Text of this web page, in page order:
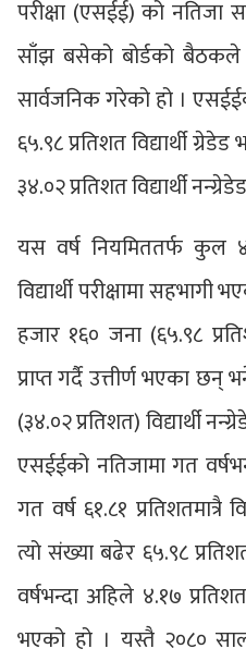
परीक्षा (एसईई) को नतिजा
साँझ बसेको बोर्डको बैठकले
सार्वजनिक गरेको हो ।
६५.९८ प्रतिशत विद्यार्थी
३४.०२ प्रतिशत विद्यार्थी
यस वर्ष नियमिततर्फ
विद्यार्थी परीक्षामा
हजार १६० जना (६५.९८
प्राप्त गर्दै उत्तीर्ण भएका
(३४.०२ प्रतिशत) विद्यार्थी
एसईईको नतिजामा गत
गत वर्ष ६१.८१ प्रतिशतमात्रै
त्यो संख्या बढेर ६५.९८
वर्षभन्दा अहिले ४.१७
भएको हो । यस्तै २०८०